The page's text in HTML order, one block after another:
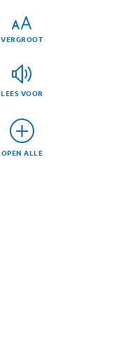
VERGROOT
LEES VOOR
OPEN ALLE